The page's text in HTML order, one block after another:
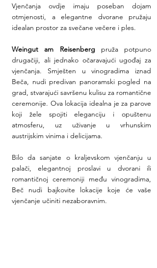
Vjenčanja ovdje imaju poseban dojam
otmjenosti, a elegantne dvorane pružaju
idealan prostor za svečane večere i ples.
Weingut am Reisenberg pruža potpuno
drugačiji, ali jednako očaravajući ugođaj za
vjenčanja. Smješten u vinogradima iznad
Beča, nudi predivan panoramski pogled na
grad, stvarajući savršenu kulisu za romantične
ceremonije. Ova lokacija idealna je za parove
koji žele spojiti eleganciju i opuštenu
atmosferu, uz uživanje u vrhunskim
austrijskim vinima i delicijama.
Bilo da sanjate o kraljevskom vjenčanju u
palači, elegantnoj proslavi u dvorani ili
romantičnoj ceremoniji među vinogradima,
Beč nudi bajkovite lokacije koje će vaše
vjenčanje učiniti nezaboravnim.